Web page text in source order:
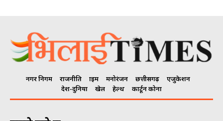
नगर निगम राजनीति क्राइम मनोरंजन छत्तीसगढ़
एजुकेशन
देश-दुनिया
खेल हेल्थ कार्टून कोना